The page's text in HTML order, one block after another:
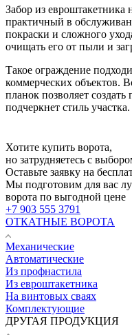
Забор из евроштакетника
практичный в
покраски и сложного
очищать его от пыли и
Такое ограждение
коммерческих объектов.
планок позволяет
подчеркнет стиль участка.
Хотите купить ворота,
но затрудняетесь с
Оставьте заявку на
Мы подготовим для вас
ворота по выгодной цене
+7 903 555 3791
ОТКАТНЫЕ ВОРОТА
Механические
Автоматические
Из профнастила
Из евроштакетника
На винтовых сваях
Комплектующие
ДРУГАЯ ПРОДУКЦИЯ